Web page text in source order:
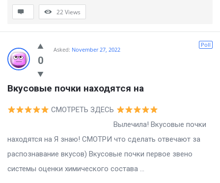
22Views
0
Poll
Asked: November 27, 2022
Вкусовые почки находятся на
СМОТРЕТЬ ЗДЕСЬ
Вылечила! Вкусовые почки
находятся на Я знаю! СМОТРИ что сделать отвечают за
распознавание вкусов) Вкусовые почки первое звено
системы оценки химического состава ...